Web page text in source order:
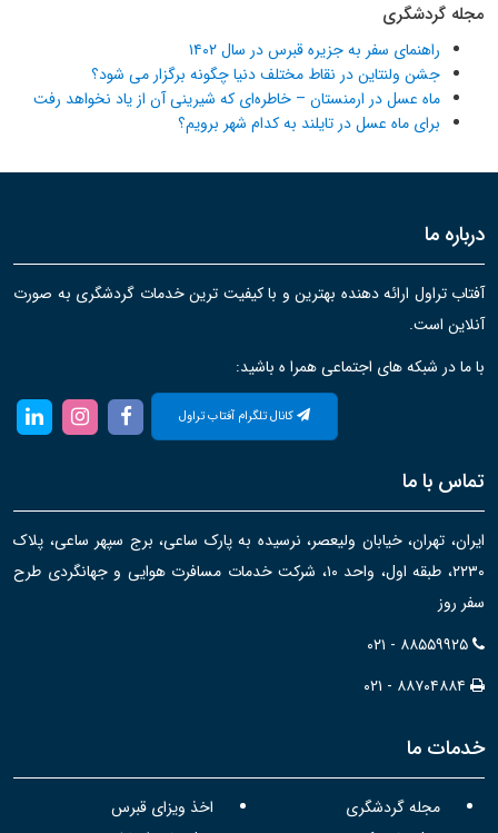
مجله گردشگری
راهنمای سفر به جزیره قبرس در سال ۱۴۰۲
جشن ولنتاین در نقاط مختلف دنیا چگونه برگزار می شود؟
ماه عسل در ارمنستان – خاطره‌ای که شیرینی آن از یاد نخواهد رفت
برای ماه عسل در تایلند به کدام شهر برویم؟
درباره ما
آفتاب تراول ارائه دهنده بهترین و با کیفیت ترین خدمات گردشگری به صورت
آنلاین است.
با ما در شبکه های اجتماعی همرا ه باشید:
کانال تلگرام آفتاب تراول
تماس با ما
ایران، تهران، خیابان ولیعصر، نرسیده به پارک ساعی، برج سپهر ساعی، پلاک
۲۲۳۰، طبقه اول، واحد ۱۰، شرکت خدمات مسافرت هوایی و جهانگردی طرح
سفر روز
۰۲۱ - ۸۸۵۵۹۹۲۵
۰۲۱ - ۸۸۷۰۴۸۸۴
خدمات ما
مجله گردشگری
اخذ ویزای قبرس